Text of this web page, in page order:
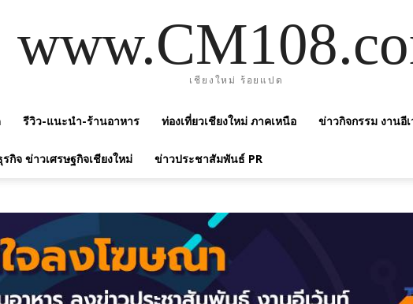
เชียงใหม่ ร้อยแปด
รีวิว-แนะนำ-ร้านอาหาร ท่องเที่ยวเชียงใหม่ ภาคเหนือ ข่าวกิจกรรม งานอี
กิจ ข่าวเศรษฐกิจเชียงใหม่ ข่าวประชาสัมพันธ์ PR